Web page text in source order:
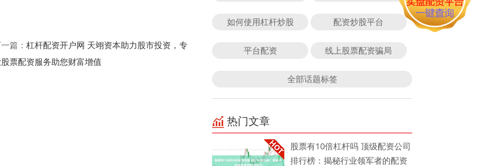
篇： 杠杆配资开户网 天翊资本助力股市投资，专
票配资服务助您财富增值
如何使用杠杆炒股 配资炒股平台
平台配资 线上股票配资骗局
全部话题标签
热门文章
股票有10倍杠杆吗 顶级配资公司
排行榜：揭秘行业领军者的配资